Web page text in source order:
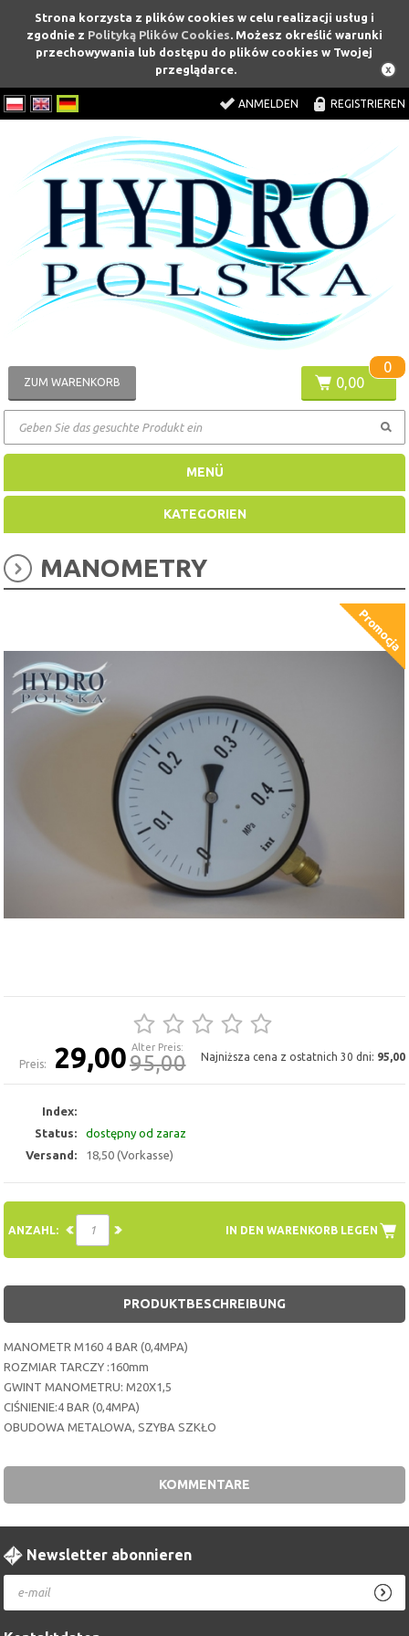
Strona korzysta z plików cookies w celu realizacji usług i
zgodnie z Polityką Plików Cookies. Możesz określić warunki
przechowywania lub dostępu do plików cookies w Twojej
przeglądarce.
ANMELDEN REGISTRIEREN
0,00
0
ZUM WARENKORB
GEHEN
MENÜ
KATEGORIEN
MANOMETRY
Preis: 29,00 Alter Preis:
95,00 Najniższa cena z ostatnich 30 dni: 95,00
Index:
Status:
dostępny od zaraz
Versand:
18,50 (Vorkasse)
IN DEN WARENKORB LEGEN
ANZAHL:
PRODUKTBESCHREIBUNG
MANOMETR M160 4 BAR (0,4MPA)
ROZMIAR TARCZY :160mm
GWINT MANOMETRU: M20X1,5
CIŚNIENIE:4 BAR (0,4MPA)
OBUDOWA METALOWA, SZYBA SZKŁO
KOMMENTARE
Newsletter abonnieren